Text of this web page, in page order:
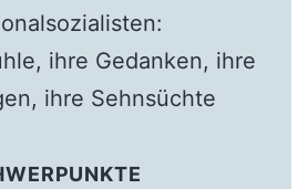
ihre Gedanken, ihre
ihre Sehnsüchte